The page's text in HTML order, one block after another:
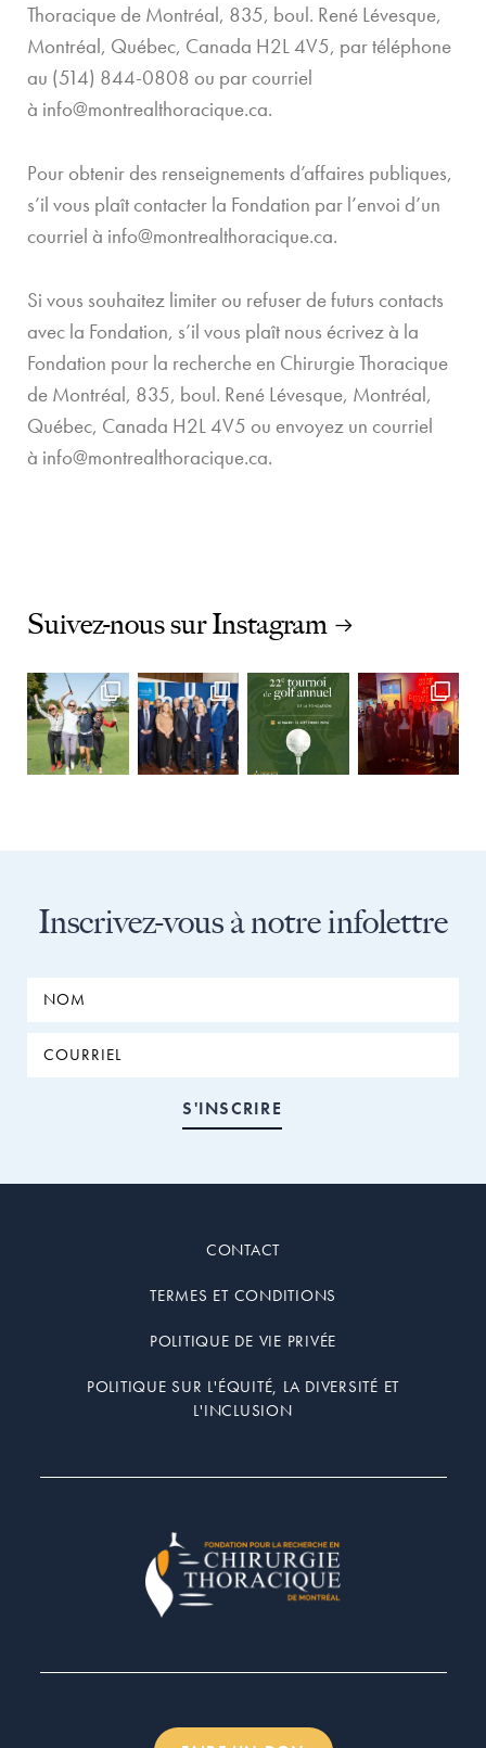
Thoracique de Montréal, 835, boul. René Lévesque,
Montréal, Québec, Canada H2L 4V5, par téléphone
au (514) 844-0808 ou par courriel
à info@montrealthoracique.ca.
Pour obtenir des renseignements d’affaires publiques,
s’il vous plaît contacter la Fondation par l’envoi d’un
courriel à info@montrealthoracique.ca.
Si vous souhaitez limiter ou refuser de futurs contacts
avec la Fondation, s’il vous plaît nous écrivez à la
Fondation pour la recherche en Chirurgie Thoracique
de Montréal, 835, boul. René Lévesque, Montréal,
Québec, Canada H2L 4V5 ou envoyez un courriel
à info@montrealthoracique.ca.
Suivez-nous sur Instagram
Inscrivez-vous à notre infolettre
CONTACT
TERMES ET CONDITIONS
POLITIQUE DE VIE PRIVÉE
POLITIQUE SUR L'ÉQUITÉ, LA DIVERSITÉ ET
L'INCLUSION